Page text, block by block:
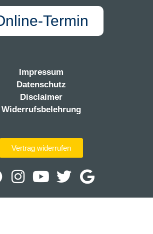
Termin
Impressum
Datenschutz
Disclaimer
Widerrufsbelehrung
Vertrag widerrufen